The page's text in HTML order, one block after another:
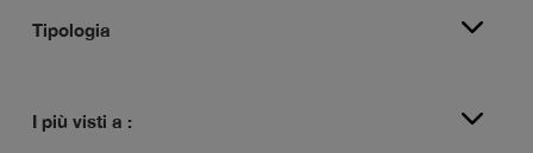
Tipologia
I più visti a :